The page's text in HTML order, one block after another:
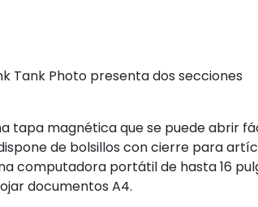
Tank Photo presenta dos secciones
tapa magnética que se puede abrir
de bolsillos con cierre para
computadora portátil de hasta 16
documentos A4.